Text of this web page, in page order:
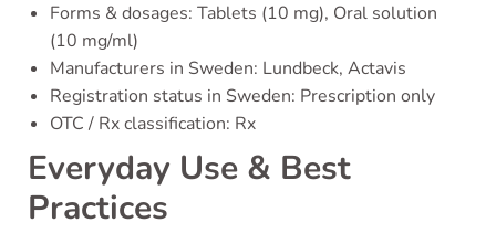
Forms & dosages: Tablets (10 mg), Oral solution
(10 mg/ml)
Manufacturers in Sweden: Lundbeck, Actavis
Registration status in Sweden: Prescription only
OTC / Rx classification: Rx
Everyday Use & Best
Practices